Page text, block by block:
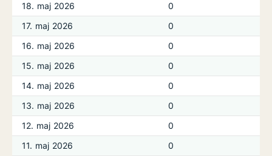
18. maj 2026
0
17. maj 2026
0
16. maj 2026
0
15. maj 2026
0
14. maj 2026
0
13. maj 2026
0
12. maj 2026
0
11. maj 2026
0